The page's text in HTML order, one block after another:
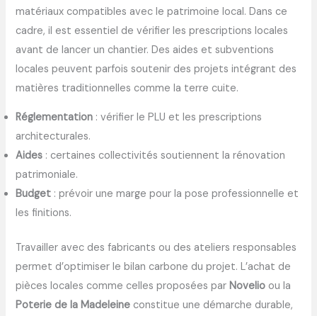
matériaux compatibles avec le patrimoine local. Dans ce
cadre, il est essentiel de vérifier les prescriptions locales
avant de lancer un chantier. Des aides et subventions
locales peuvent parfois soutenir des projets intégrant des
matières traditionnelles comme la terre cuite.
Réglementation : vérifier le PLU et les prescriptions
architecturales.
Aides : certaines collectivités soutiennent la rénovation
patrimoniale.
Budget : prévoir une marge pour la pose professionnelle et
les finitions.
Travailler avec des fabricants ou des ateliers responsables
permet d’optimiser le bilan carbone du projet. L’achat de
pièces locales comme celles proposées parNovelio ou la
Poterie de la Madeleine constitue une démarche durable,